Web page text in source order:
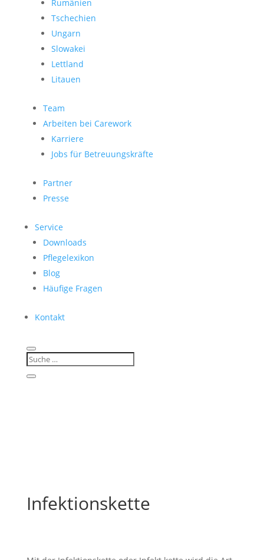
Rumänien
Tschechien
Ungarn
Slowakei
Lettland
Litauen
Team
Arbeiten bei Carework
Karriere
Jobs für Betreuungskräfte
Partner
Presse
Service
Downloads
Pflegelexikon
Blog
Häufige Fragen
Kontakt
Infektionskette